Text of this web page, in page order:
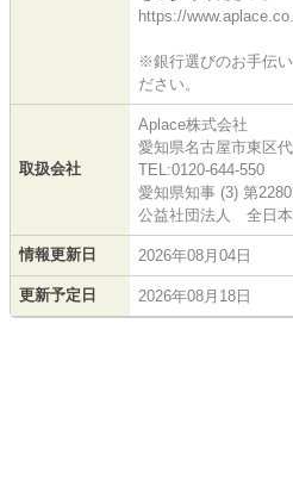
https://
※銀行選びのお手伝
ださい。
取扱会社
Aplace株式会社
愛知県名古屋市東区
TEL:0120-644-550
愛知県知事 (3) 第
公益社団法人 全日本
情報更新日 2026年08月04日
更新予定日 2026年08月18日